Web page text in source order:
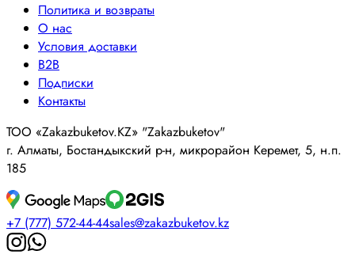
Политика и возвраты
О нас
Условия доставки
B2B
Подписки
Контакты
ТОО «Zakazbuketov.KZ» "Zakazbuketov"
г. Алматы, Бостандыкский р-н, микрорайон Керемет, 5, н.п.
185
+7 (777) 572-44-44sales@zakazbuketov.kz